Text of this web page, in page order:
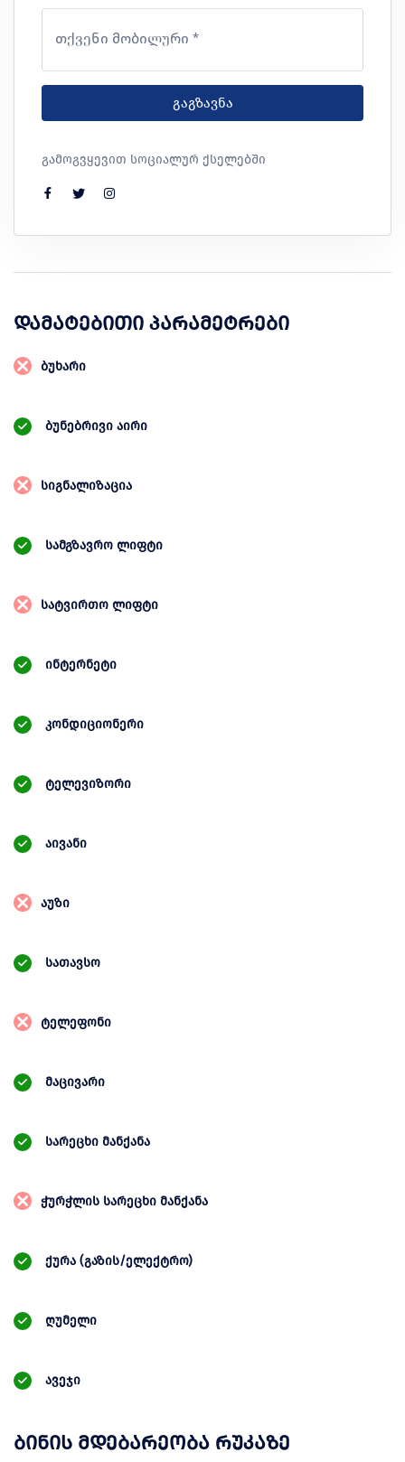
თქვენი მობილური *
გაგზავნა
გამოგვყევით სოციალურ ქსელებში
დამატებითი პარამეტრები
ბუხარი
ბუნებრივი აირი
სიგნალიზაცია
სამგზავრო ლიფტი
სატვირთო ლიფტი
ინტერნეტი
კონდიციონერი
ტელევიზორი
აივანი
აუზი
სათავსო
ტელეფონი
მაცივარი
სარეცხი მანქანა
ჭურჭლის სარეცხი მანქანა
ქურა (გაზის/ელექტრო)
ღუმელი
ავეჯი
ბინის მდებარეობა რუკაზე